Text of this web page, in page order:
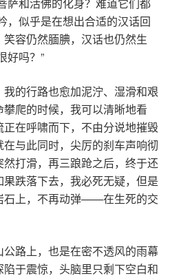
，似乎是在想出合适的汉话回
容仍然腼腆，汉话也仍然生
好吗？”
的行路也愈加泥泞、湿滑和艰
爬的时候，我可以清晰地看
在呼啸而下，不由分说地摧毁
与此同时，尖厉的刹车声响彻
打滑，再三踉跄之后，终于还
跌落下去，我必死无疑，但是
石上，不再动弹——在生死的交
路上，也是在密不透风的雨幕
于震惊，头脑里只剩下空白和